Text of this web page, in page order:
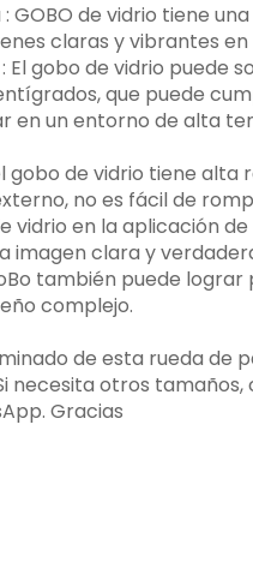
GOBO de vidrio tiene
claras y vibrantes
El gobo de vidrio puede
que puede
en un entorno de alta
gobo de vidrio tiene
no es fácil de
vidrio en la aplicación
imagen clara y
también puede
complejo.
de esta rueda de
necesita otros
Gracias